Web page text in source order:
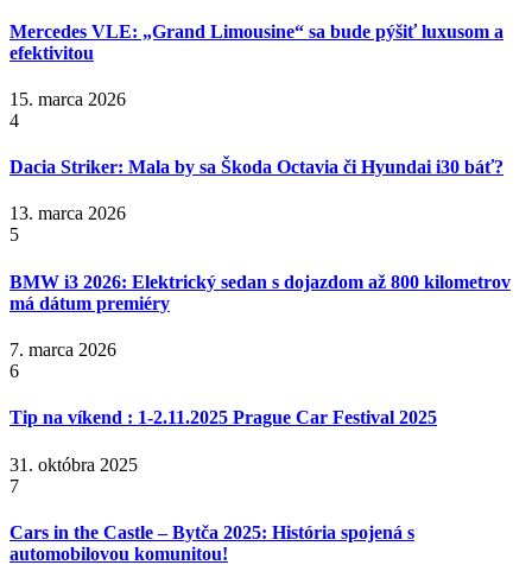
Mercedes VLE: „Grand Limousine“ sa bude pýšiť luxusom a
efektivitou
15. marca 2026
4
Dacia Striker: Mala by sa Škoda Octavia či Hyundai i30 báť?
13. marca 2026
5
BMW i3 2026: Elektrický sedan s dojazdom až 800 kilometrov
má dátum premiéry
7. marca 2026
6
Tip na víkend : 1-2.11.2025 Prague Car Festival 2025
31. októbra 2025
7
Cars in the Castle – Bytča 2025: História spojená s
automobilovou komunitou!